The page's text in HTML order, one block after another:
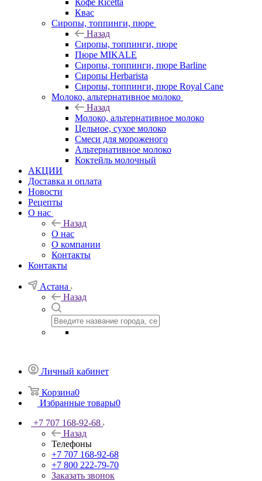
Кофе Ricetta
Квас
Сиропы, топпинги, пюре
Назад
Сиропы, топпинги, пюре
Пюре MIKALE
Сиропы, топпинги, пюре Barline
Сиропы Herbarista
Сиропы, топпинги, пюре Royal Cane
Молоко, альтернативное молоко
Назад
Молоко, альтернативное молоко
Цельное, сухое молоко
Смеси для мороженого
Альтернативное молоко
Коктейль молочный
АКЦИИ
Доставка и оплата
Новости
Рецепты
О нас
Назад
О нас
О компании
Контакты
Контакты
Астана
Назад
Личный кабинет
Корзина0
Избранные товары0
+7 707 168-92-68
Назад
Телефоны
+7 707 168-92-68
+7 800 222-79-70
Заказать звонок